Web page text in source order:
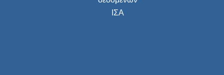
ΙΣΑ